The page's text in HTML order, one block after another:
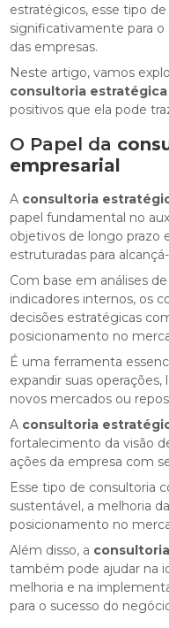
estratégicos, esse tipo
significativamente para
das empresas.
Neste artigo, vamos
consultoria
positivos que ela pode
O Papel da
empresarial
A consultoria
papel fundamental no
objetivos de longo prazo
estruturadas para
Com base em análises
indicadores internos, os
decisões estratégicas
posicionamento no
É uma ferramenta
expandir suas
novos mercados ou
A consultoria
fortalecimento da visão
ações da empresa com
Esse tipo de consultoria
sustentável, a melhoria
posicionamento no
Além disso, a
também pode ajudar na
melhoria e na
para o sucesso do